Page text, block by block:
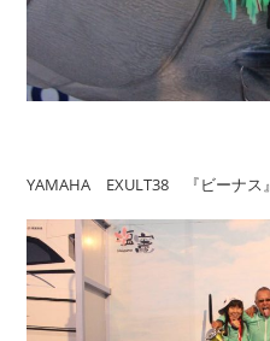
YAMAHA EXULT38 『ビーナス』